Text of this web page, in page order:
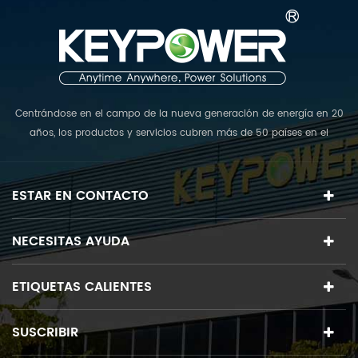
Centrándose en el campo de la nueva generación de energía en 20
años, los productos y servicios cubren más de 50 países en el
mundo. La rampa; El equipo de D reúne a los mejores expertos en
diversos campos y se compromete a proporcionar las mejores
soluciones de plantas de energía fotovoltaica del mundo. <br />
ESTAR EN CONTACTO
NECESITAS AYUDA
ETIQUETAS CALIENTES
SUSCRIBIR